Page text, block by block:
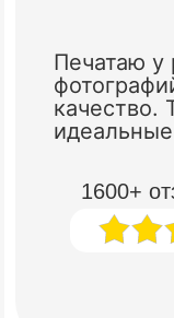
1600+
Печатаю у
качество.